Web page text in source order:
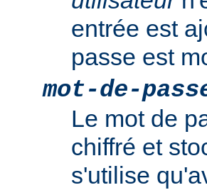
entrée est
passe est
mot-de-
Le mot de
chiffré et
s'utilise